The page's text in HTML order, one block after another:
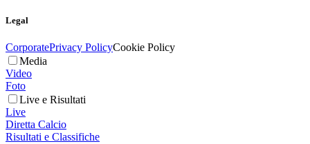
Legal
CorporatePrivacy PolicyCookie Policy
Media
Video
Foto
Live e Risultati
Live
Diretta Calcio
Risultati e Classifiche